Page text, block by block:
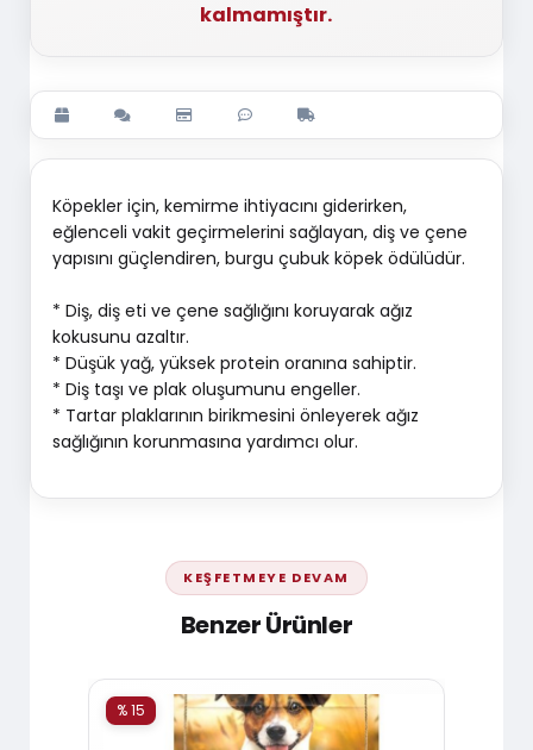
kalmamıştır.
Köpekler için, kemirme ihtiyacını giderirken,
eğlenceli vakit geçirmelerini sağlayan, diş ve çene
yapısını güçlendiren, burgu çubuk köpek ödülüdür.
* Diş, diş eti ve çene sağlığını koruyarak ağız
kokusunu azaltır.
* Düşük yağ, yüksek protein oranına sahiptir.
* Diş taşı ve plak oluşumunu engeller.
* Tartar plaklarının birikmesini önleyerek ağız
sağlığının korunmasına yardımcı olur.
KEŞFETMEYE DEVAM
Benzer Ürünler
% 15